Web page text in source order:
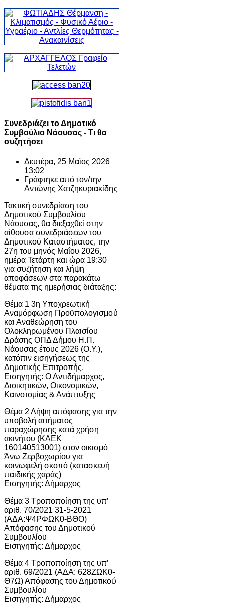
Συνεδριάζει το Δημοτικό
Συμβούλιο Νάουσας - Τι θα
συζητήσει
Δευτέρα, 25 Μαϊος 2026
13:02
Γράφτηκε από τον/την
Αντώνης Χατζηκυριακίδης
Τακτική συνεδρίαση του
Δημοτικού Συμβουλίου
Νάουσας, θα διεξαχθεί στην
αίθουσα συνεδριάσεων του
Δημοτικού Καταστήματος, την
27η του μηνός Μαΐου 2026,
ημέρα Τετάρτη και ώρα 19:30
για συζήτηση και λήψη
αποφάσεων στα παρακάτω
θέματα της ημερήσιας διάταξης:
Θέμα 1 3η Υποχρεωτική
Αναμόρφωση Προϋπολογισμού
και Αναθεώρηση του
Ολοκληρωμένου Πλαισίου
Δράσης ΟΠΔ Δήμου Η.Π.
Νάουσας έτους 2026 (Ο.Υ.),
κατόπιν εισηγήσεως της
Δημοτικής Επιτροπής.
Εισηγητής: Ο Αντιδήμαρχος,
Διοικητικών, Οικονομικών,
Καινοτομίας & Ανάπτυξης
Θέμα 2 Λήψη απόφασης για την
υποβολή αιτήματος
παραχώρησης κατά χρήση
ακινήτου (ΚΑΕΚ
160140513001) στον οικισμό
Άνω Ζερβοχωρίου για
κοινωφελή σκοπό (κατασκευή
παιδικής χαράς)
Εισηγητής: Δήμαρχος
Θέμα 3 Τροποποίηση της υπ’
αριθ. 70/2021 31-5-2021
(ΑΔΑ:Ψ4ΡΦΩΚ0-ΒΘΟ)
Απόφασης του Δημοτικού
Συμβουλίου
Εισηγητής: Δήμαρχος
Θέμα 4 Τροποποίηση της υπ’
αριθ. 69/2021 (ΑΔΑ: 628ΖΩΚ0-
Θ7Ω) Απόφασης του Δημοτικού
Συμβουλίου
Εισηγητής: Δήμαρχος